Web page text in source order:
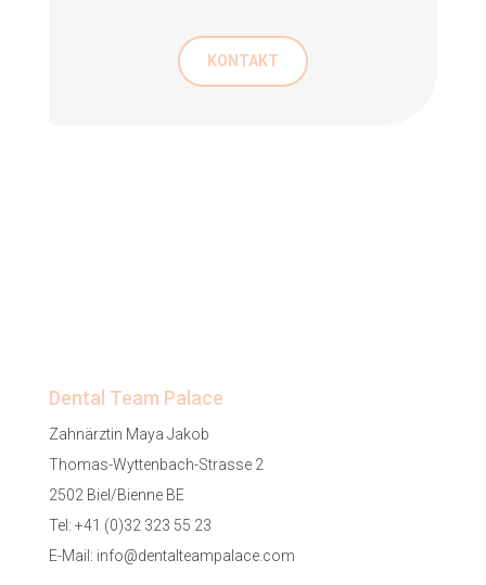
KONTAKT
Dental Team Palace
Zahnärztin Maya Jakob
Thomas-Wyttenbach-Strasse 2
2502 Biel/Bienne BE
Tel: +41 (0)32 323 55 23
E-Mail: info@dentalteampalace.com